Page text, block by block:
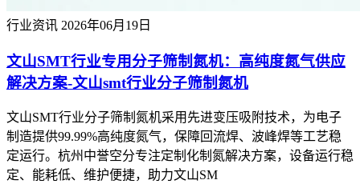
行业资讯 2026年06月19日
文山SMT行业专用分子筛制氮机：高纯度氮气供应
解决方案-文山smt行业分子筛制氮机
文山SMT行业分子筛制氮机采用先进变压吸附技术，为电子
制造提供99.99%高纯度氮气，保障回流焊、波峰焊等工艺稳
定运行。杭州中誉空分专注定制化制氮解决方案，设备运行稳
定、能耗低、维护便捷，助力文山SM